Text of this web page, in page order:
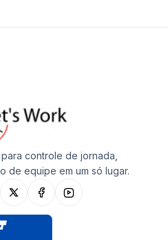
controle de jornada,
de equipe em um só lugar.